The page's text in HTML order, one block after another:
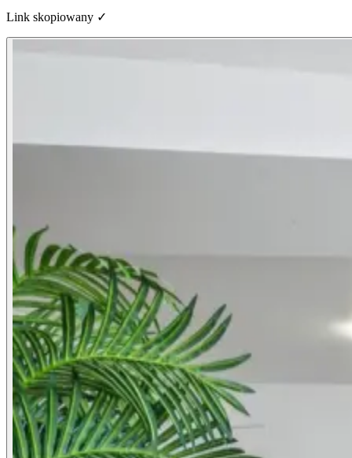
Link skopiowany ✓